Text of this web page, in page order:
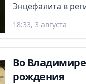
Энцефалита в
18:33, 3 августа
Во
рождения